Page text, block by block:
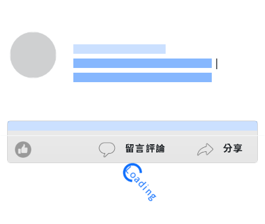
|
留言評論 分享
Loading